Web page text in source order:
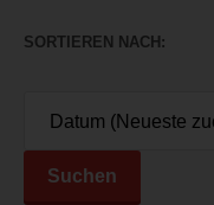
SORTIEREN NACH
Suchen